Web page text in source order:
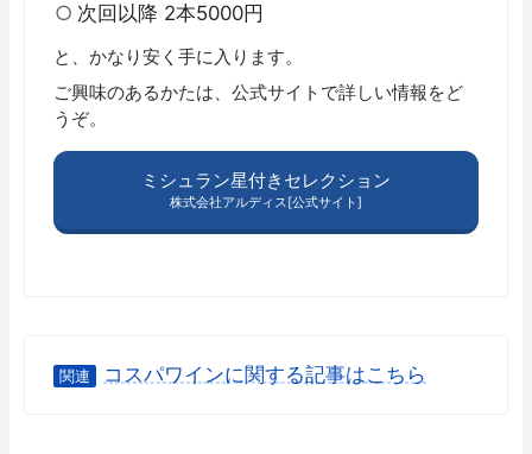
次回以降 2本5000円
と、かなり安く手に入ります。
ご興味のあるかたは、公式サイトで詳しい情報をど
うぞ。
ミシュラン星付きセレクション
株式会社アルディス[公式サイト]
関連 コスパワインに関する記事はこちら